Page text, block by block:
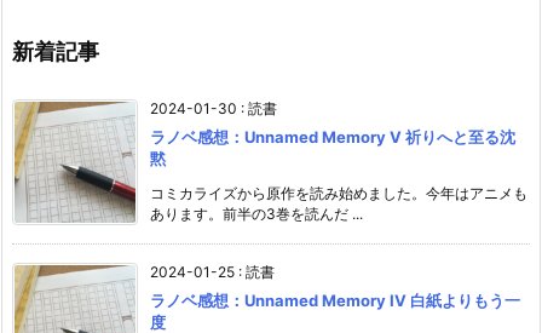
新着記事
2024-01-30 : 読書
ラノベ感想：Unnamed Memory V 祈りへと至る沈
黙
コミカライズから原作を読み始めました。今年はアニメも
あります。前半の3巻を読んだ ...
2024-01-25 : 読書
ラノベ感想：Unnamed Memory IV 白紙よりもう一
度